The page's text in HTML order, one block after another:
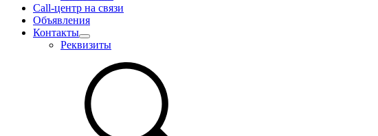
Call-центр на связи
Объявления
Контакты
Реквизиты